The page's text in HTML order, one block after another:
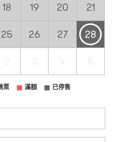
18 19 20 21
25 26 27 28
票 滿額 已停售